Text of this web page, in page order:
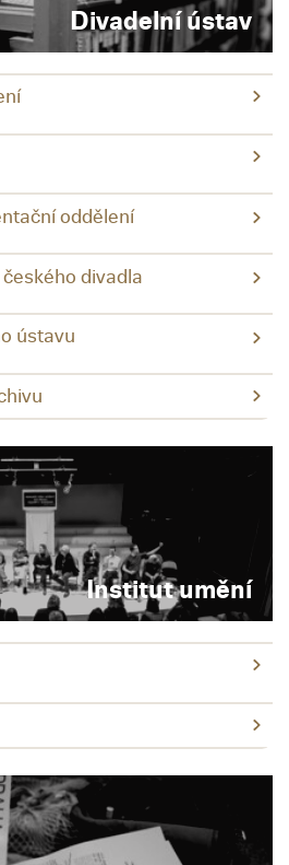
Divadelní ústav
oddělení
divadla
ústavu
Institut umění